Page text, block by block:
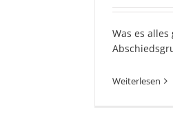
Was es
Weiterlesen